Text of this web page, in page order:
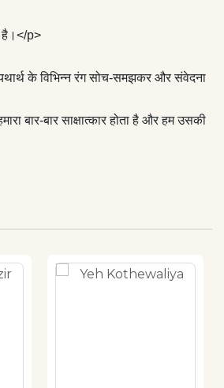
है।</p>
यथार्थ के विभिन्न रंग सोच-समझकर और संवेदना
बार-बार साक्षात्कार होता है और हम उसकी